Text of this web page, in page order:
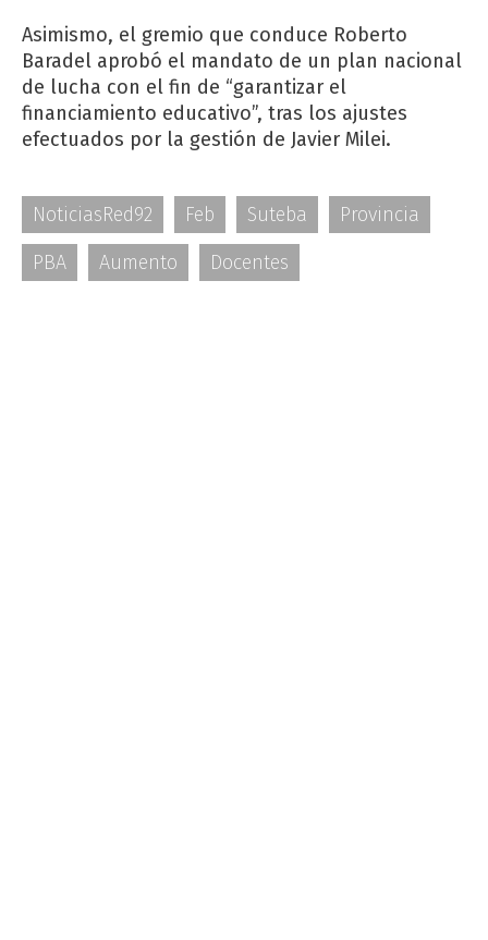
Asimismo, el gremio que conduce Roberto
Baradel aprobó el mandato de un plan nacional
de lucha con el fin de “garantizar el
financiamiento educativo”, tras los ajustes
efectuados por la gestión de Javier Milei.
NoticiasRed92 Feb Suteba
Provincia
PBA
Aumento Docentes